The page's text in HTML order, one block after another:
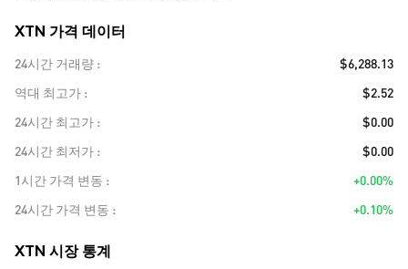
XTN 가격 데이터
24시간 거래량
$6,288.13
역대 최고가
$2.52
24시간 최고가
$0.00
24시간 최저가
$0.00
1시간 가격 변동
+0.00%
24시간 가격 변동
+0.10%
XTN 시장 통계